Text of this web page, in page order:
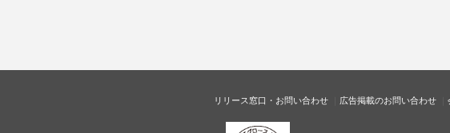
リリース窓口・お問い合わせ 広告掲載のお問い合わせ